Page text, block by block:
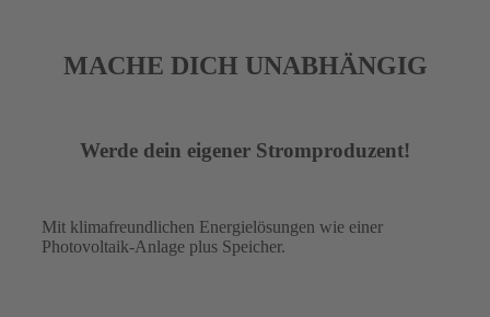
MACHE DICH UNABHÄNGIG
Werde dein eigener Stromproduzent!
Mit klimafreundlichen Energielösungen wie einer
Photovoltaik-Anlage plus Speicher.